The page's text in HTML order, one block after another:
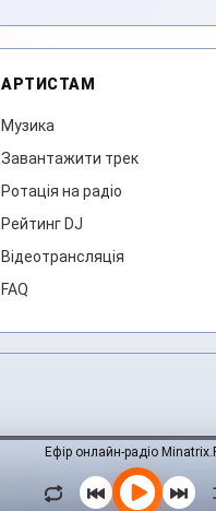
АРТИСТАМ
Музика
Завантажити трек
Ротація на радіо
Рейтинг DJ
Відеотрансляція
FAQ
Ефір онлайн-радіо